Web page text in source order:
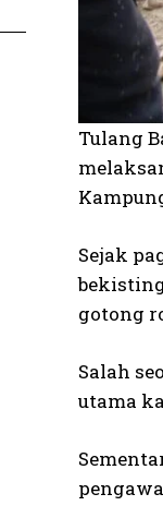
Tulang
Sejak
gotong
Salah
utama